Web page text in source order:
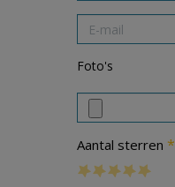
Foto's
Aantal sterren *